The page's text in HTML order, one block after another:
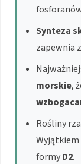
Synteza
zapewnia
morskie,
Rośliny
Wyjątkiem
formyD2.